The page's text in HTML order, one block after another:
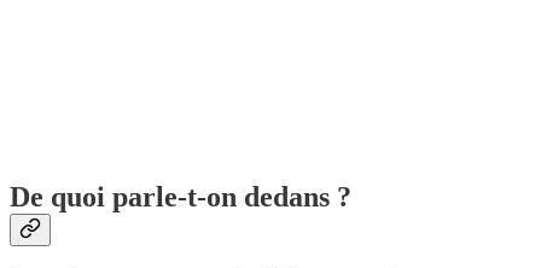
De quoi parle-t-on dedans ?